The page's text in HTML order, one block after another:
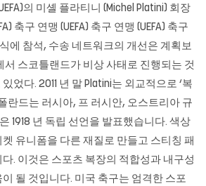
의 미셸 플라티니 (Michel Platini) 회장
축구 연맹 (UEFA) 축구 연맹 (UEFA) 축구
식에 참석, 수송 네트워크의 개선은 계획보
서 스코틀랜드가 비상 사태로 진행되는 것
었다. 2011 년 말 Platini는 외교적으로 ‘복
란드는 러시아, 프 러시안, 오스트리아 규
1918 년 독립 선언을 발표했습니다. 색상
유니폼을 다른 재질로 만들고 스티칭 패
. 이것은 스포츠 복장의 적합성과 내구성
될 것입니다. 미국 축구는 엄격한 스포